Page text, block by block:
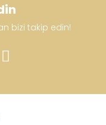
bizi takip edin!